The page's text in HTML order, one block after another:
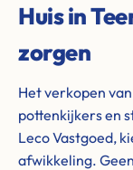
Huis in
zorgen
Het verkopen
pottenkijkers en
Leco Vastgoed,
afwikkeling.